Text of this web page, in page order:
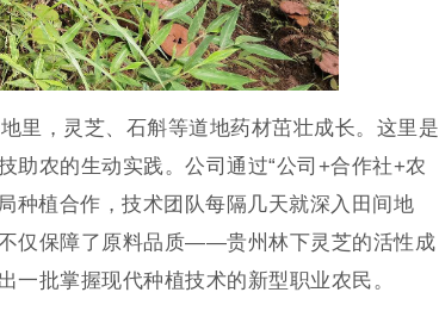
里，灵芝、石斛等道地药材茁壮成长。这里是
助农的生动实践。公司通过“公司+合作社+农
种植合作，技术团队每隔几天就深入田间地
仅保障了原料品质——贵州林下灵芝的活性成
批掌握现代种植技术的新型职业农民。